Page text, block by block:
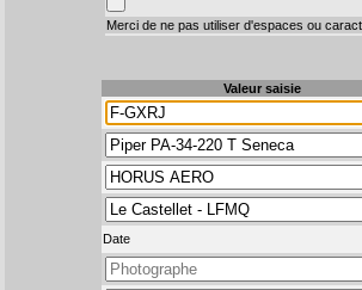
Merci de ne pas utiliser d'espaces ou
Valeur saisie
Date